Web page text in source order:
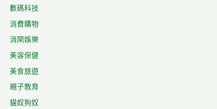
數碼科技
消費購物
消閑娛樂
美容保健
美食旅遊
親子教育
貓奴狗奴